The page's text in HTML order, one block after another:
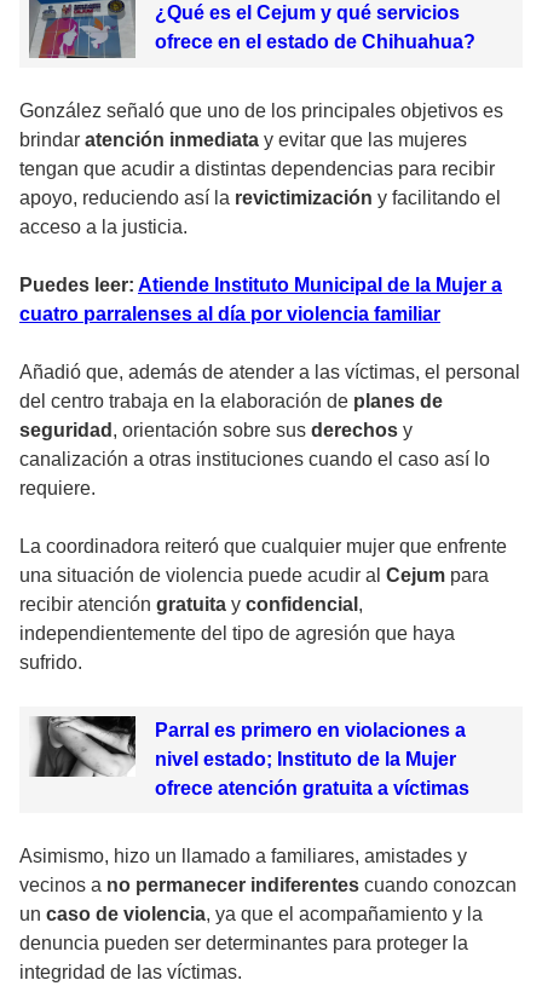
¿Qué es el Cejum y qué servicios
ofrece en el estado de Chihuahua?
González señaló que uno de los principales objetivos es
brindar atención inmediata y evitar que las mujeres
tengan que acudir a distintas dependencias para recibir
apoyo, reduciendo así la revictimización y facilitando el
acceso a la justicia.
Puedes leer: Atiende Instituto Municipal de la Mujer a
cuatro parralenses al día por violencia familiar
Añadió que, además de atender a las víctimas, el personal
del centro trabaja en la elaboración de planes de
seguridad , orientación sobre sus derechos y
canalización a otras instituciones cuando el caso así lo
requiere.
La coordinadora reiteró que cualquier mujer que enfrente
una situación de violencia puede acudir al Cejum para
recibir atención gratuita y confidencial ,
independientemente del tipo de agresión que haya
sufrido.
Parral es primero en violaciones a
nivel estado; Instituto de la Mujer
ofrece atención gratuita a víctimas
Asimismo, hizo un llamado a familiares, amistades y
vecinos a no permanecer indiferentes cuando conozcan
un caso de violencia, ya que el acompañamiento y la
denuncia pueden ser determinantes para proteger la
integridad de las víctimas.